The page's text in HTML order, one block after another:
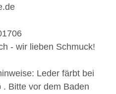
- wir lieben Schmuck!
Leder färbt bei
. Bitte vor dem Baden